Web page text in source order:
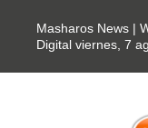
Masharos News |
Digital viernes, 7